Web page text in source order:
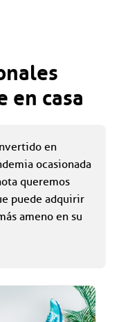
en casa
en
ocasionada
queremos
puede adquirir
ameno en su